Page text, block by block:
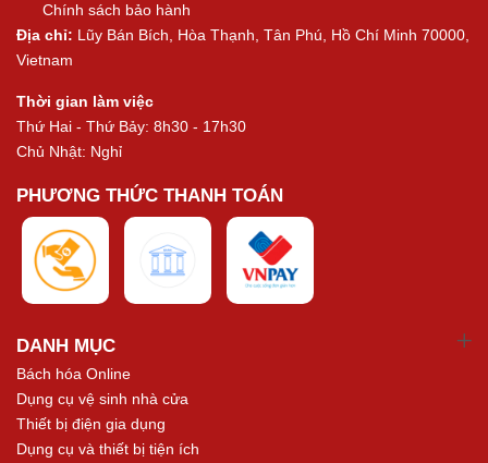
Chính sách bảo hành
Địa chỉ: Lũy Bán Bích, Hòa Thạnh, Tân Phú, Hồ Chí Minh 70000,
Vietnam
Thời gian làm việc
Thứ Hai - Thứ Bảy: 8h30 - 17h30
Chủ Nhật: Nghỉ
PHƯƠNG THỨC THANH TOÁN
DANH MỤC
Bách hóa Online
Dụng cụ vệ sinh nhà cửa
Thiết bị điện gia dụng
Dụng cụ và thiết bị tiện ích